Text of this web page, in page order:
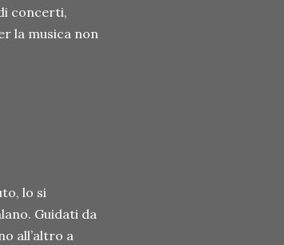
concerti,
la musica non
lo si
Guidati da
all’altro a